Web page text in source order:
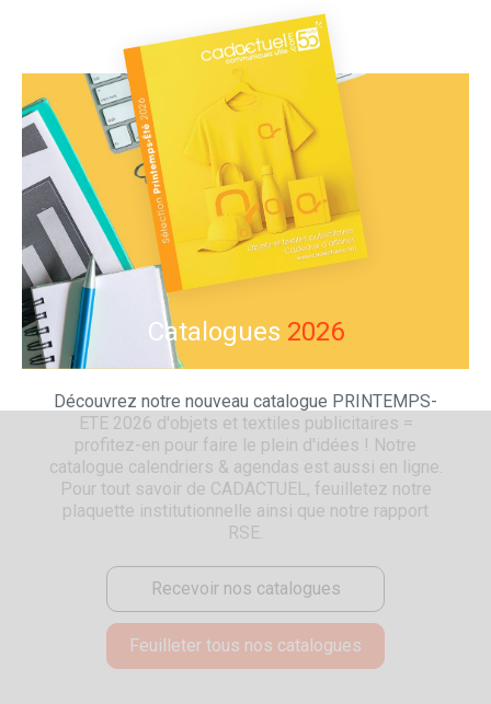
Catalogues 2026
Découvrez notre nouveau catalogue PRINTEMPS-
ETE 2026 d'objets et textiles publicitaires =
profitez-en pour faire le plein d'idées ! Notre
catalogue calendriers & agendas est aussi en ligne.
Pour tout savoir de CADACTUEL, feuilletez notre
plaquette institutionnelle ainsi que notre rapport
RSE.
Recevoir nos catalogues
Feuilleter tous nos catalogues